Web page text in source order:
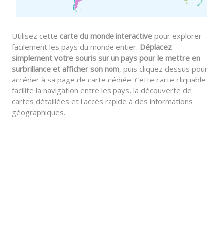
Utilisez cette carte du monde interactive pour explorer
facilement les pays du monde entier. Déplacez
simplement votre souris sur un pays pour le mettre en
surbrillance et afficher son nom, puis cliquez dessus pour
accéder à sa page de carte dédiée. Cette carte cliquable
facilite la navigation entre les pays, la découverte de
cartes détaillées et l'accès rapide à des informations
géographiques.